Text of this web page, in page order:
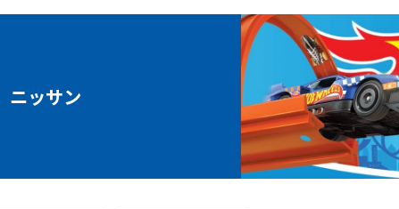
発売月から探す
ニッサン